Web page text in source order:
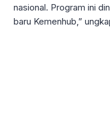
nasional. Program ini
baru Kemenhub,”